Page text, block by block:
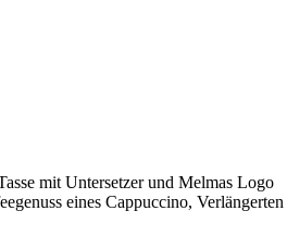
mit Untersetzer und Melmas Logo
eines Cappuccino, Verlängerten